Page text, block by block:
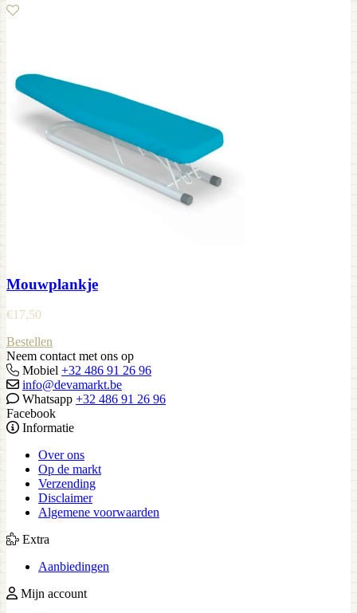
Mouwplankje
€17,50
Bestellen
Neem contact met ons op
Mobiel +32 486 91 26 96
info@devamarkt.be
Whatsapp +32 486 91 26 96
Facebook
Informatie
Over ons
Op de markt
Verzending
Disclaimer
Algemene voorwaarden
Extra
Aanbiedingen
Mijn account